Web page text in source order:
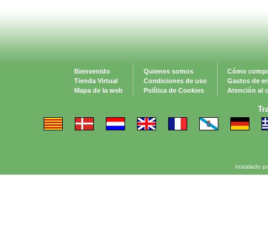
Bienvenido
Tienda Virtual
Mapa de la web
Quienes somos
Condiciones de uso
Política de Cookies
Cómo
Gastos de
Atención al
Instalado